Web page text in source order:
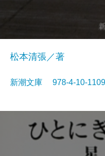
松本清張／著
新潮文庫 978-4-10-